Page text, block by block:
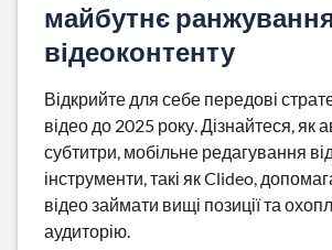
майбутнє
відеоконтенту
Відкрийте для себе передові
відео до 2025 року. Дізнайтеся, як
субтитри, мобільне редагування
інструменти, такі як Clideo,
відео займати вищі позиції та
аудиторію.